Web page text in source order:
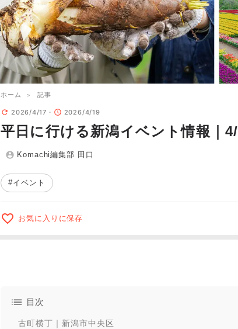
ホーム 記事
2026/4/17 2026/4/19
平日に行ける新潟イベント情報｜
Komachi編集部 田口
#イベント
お気に入りに保存
目次
古町横丁｜新潟市中央区